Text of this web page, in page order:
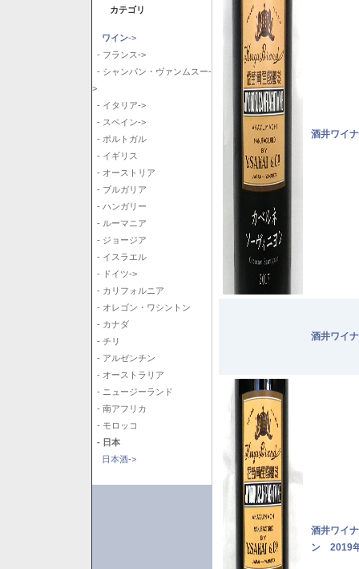
カテゴリ
ワイン->
- フランス->
- シャンパン・ヴァンムスー-
>
- イタリア->
- スペイン->
- ポルトガル
- イギリス
- オーストリア
- ブルガリア
- ハンガリー
- ルーマニア
- ジョージア
- イスラエル
- ドイツ->
- カリフォルニア
- オレゴン・ワシントン
- カナダ
- チリ
- アルゼンチン
- オーストラリア
- ニュージーランド
- 南アフリカ
- モロッコ
- 日本
日本酒->
酒井ワイ
酒井ワイ
酒井ワイ
ン 2019